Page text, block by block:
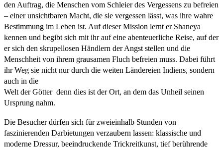
den Auftrag, die Menschen vom Schleier des Vergessens zu befreien
– einer unsichtbaren Macht, die sie vergessen lässt, was ihre wahre
Bestimmung im Leben ist. Auf dieser Mission lernt er Shaneya
kennen und begibt sich mit ihr auf eine abenteuerliche Reise, auf der
er sich den skrupellosen Händlern der Angst stellen und die
Menschheit von ihrem grausamen Fluch befreien muss. Dabei führt
ihr Weg sie nicht nur durch die weiten Ländereien Indiens, sondern
auch in die
Welt der Götter  denn dies ist der Ort, an dem das Unheil seinen
Ursprung nahm.
Die Besucher dürfen sich für zweieinhalb Stunden von
faszinierenden Darbietungen verzaubern lassen: klassische und
moderne Dressur, beeindruckende Trickreitkunst, tief berührende